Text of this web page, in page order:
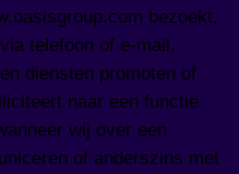
bezoekt,
telefoon of e-mail,
diensten promoten of
naar een functie
wij over een
of anderszins met